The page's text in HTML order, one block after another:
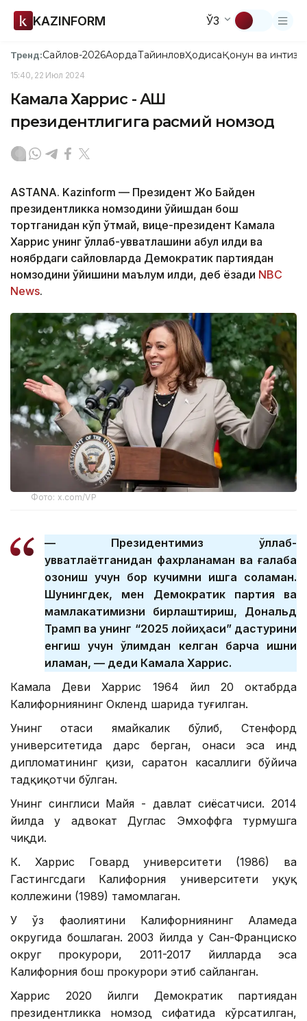
KAZINFORM ЎЗ
Тренд:Сайлов-2026АқордаТайинловҲодисаҚонун ва
15:40, 22 Июл 2024
Камала Харрис - АҚШ
президентлигига расмий номзод
ASTANА. Kazinform — Президент Жо Байден
президентликка номзодини қўйишдан бош
тортганидан кўп ўтмай, вице-президент Камала
Харрис унинг қўллаб-қувватлашини қабул қилди ва
ноябрдаги сайловларда Демократик партиядан
номзодини қўйишини маълум қилди, деб ёзади NBC
News.
Фото: x.com/VP
— Президентимиз қўллаб-
қувватлаётганидан фахрланаман ва ғалаба
қозониш учун бор кучимни ишга соламан.
Шунингдек, мен Демократик партия ва
мамлакатимизни бирлаштириш, Дональд
Трамп ва унинг “2025 лойиҳаси” дастурини
енгиш учун қўлимдан келган барча ишни
қиламан, — деди Камала Харрис.
Камала Деви Харрис 1964 йил 20 октабрда
Калифорниянинг Окленд шаҳрида туғилган.
Унинг отаси ямайкалик бўлиб, Стенфорд
университетида дарс берган, онаси эса ҳинд
дипломатининг қизи, саратон касаллиги бўйича
тадқиқотчи бўлган.
Унинг синглиси Майя - давлат сиёсатчиси. 2014
йилда у адвокат Дуглас Эмхоффга турмушга
чиқди.
К. Харрис Говард университети (1986) ва
Гастингсдаги Калифорния университети ҳуқуқ
коллежини (1989) тамомлаган.
У ўз фаолиятини Калифорниянинг Аламеда
округида бошлаган. 2003 йилда у Сан-Франциско
округ прокурори, 2011-2017 йилларда эса
Калифорния бош прокурори этиб сайланган.
Харрис 2020 йилги Демократик партиядан
президентликка номзод сифатида кўрсатилган,